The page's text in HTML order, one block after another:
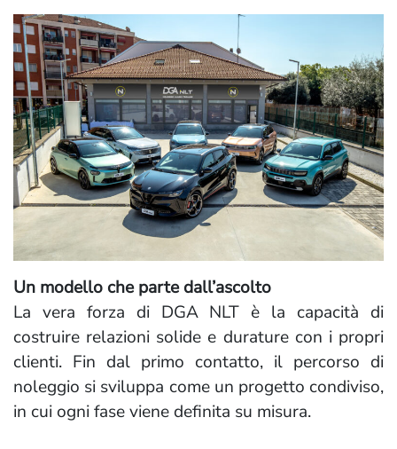
Un modello che parte dall’ascolto
La vera forza di DGA NLT è la capacità di
costruire relazioni solide e durature con i propri
clienti. Fin dal primo contatto, il percorso di
noleggio si sviluppa come un progetto condiviso,
in cui ogni fase viene definita su misura.